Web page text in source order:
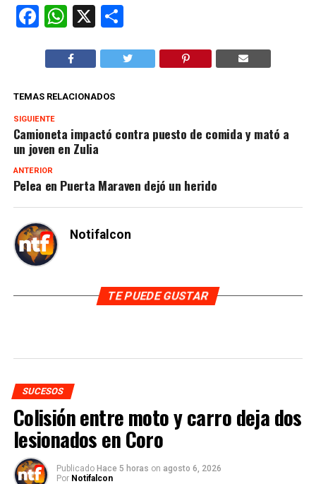
Facebook
WhatsApp
X Compartir
TEMAS RELACIONADOS
SIGUIENTE
Camioneta impactó contra puesto de comida y mató a
un joven en Zulia
ANTERIOR
Pelea en Puerta Maraven dejó un herido
Notifalcon
TE PUEDE GUSTAR
SUCESOS
Colisión entre moto y carro deja dos
lesionados en Coro
Publicado Hace 5 horas on agosto 6, 2026
Por Notifalcon